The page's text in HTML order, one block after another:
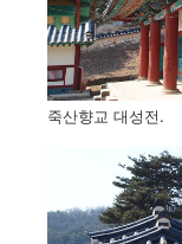
죽산향교 대성전.